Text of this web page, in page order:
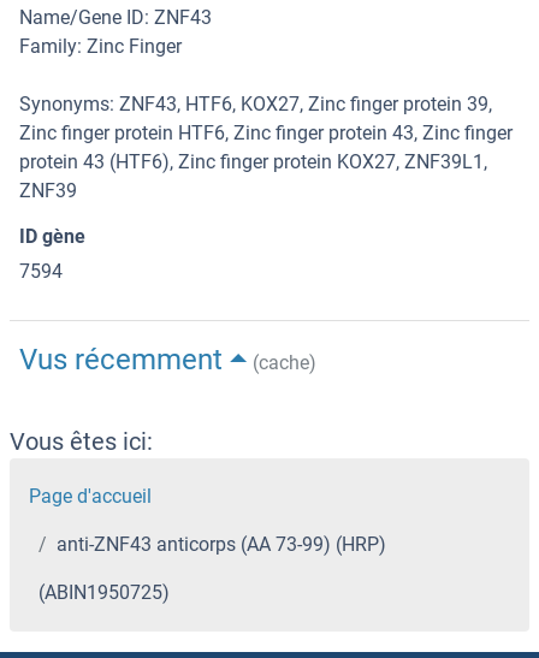
Name/Gene ID: ZNF43
Family: Zinc Finger
Synonyms: ZNF43, HTF6, KOX27, Zinc finger protein 39,
Zinc finger protein HTF6, Zinc finger protein 43, Zinc finger
protein 43 (HTF6), Zinc finger protein KOX27, ZNF39L1,
ZNF39
ID gène
7594
Vus récemment (cache)
Vous êtes ici:
Page d'accueil
anti-ZNF43 anticorps (AA 73-99) (HRP)
(ABIN1950725)